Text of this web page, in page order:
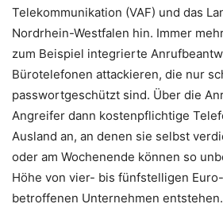
Telekommunikation (VAF) und das
Nordrhein-Westfalen hin. Immer
zum Beispiel integrierte
Bürotelefonen attackieren, die nur
passwortgeschützt sind. Über die
Angreifer dann kostenpflichtige
Ausland an, an denen sie selbst
oder am Wochenende können so
Höhe von vier- bis fünfstelligen
betroffenen Unternehmen entstehen.